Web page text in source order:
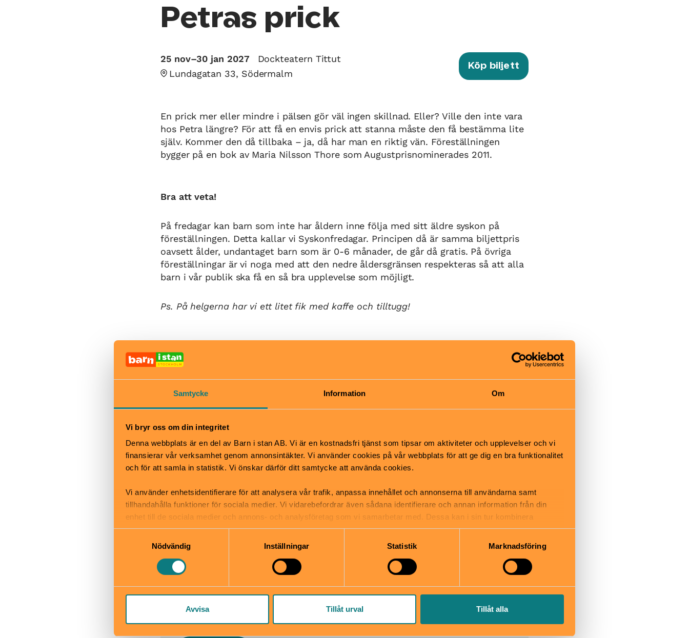
Samtycke Information Om
Vi bryr oss om din integritet
Denna webbplats är en del av Barn i stan AB. Vi är en kostnadsfri tjänst som tipsar om aktiviteter och upplevelser och vi
finansierar vår verksamhet genom annonsintäkter. Vi använder cookies på vår webbplats för att ge dig en bra funktionalitet
och för att samla in statistik. Vi önskar därför ditt samtycke att använda cookies.
Vi använder enhetsidentifierare för att analysera vår trafik, anpassa innehållet och annonserna till användarna samt
tillhandahålla funktioner för sociala medier. Vi vidarebefordrar även sådana identifierare och annan information från din
enhet till de sociala medier och annons- och analysföretag som vi samarbetar med. Dessa kan i sin tur kombinera
informationen med annan information som du har tillhandahållit eller som de har samlat in när du har använt deras tjänster.
Nödvändig
Inställningar Statistik Marknadsföring
Avvisa Tillåt urval Tillåt alla
Petras prick
25 nov–30 jan 2027
Dockteatern Tittut
Lundagatan 33, Södermalm
Köp biljett
En prick mer eller mindre i pälsen gör väl ingen skillnad. Eller? Ville den inte vara
hos Petra längre? För att få en envis prick att stanna måste den få bestämma lite
själv. Kommer den då tillbaka – ja, då har man en riktig vän. Föreställningen
bygger på en bok av Maria Nilsson Thore som Augustprisnominerades 2011.
Bra att veta!
På fredagar kan barn som inte har åldern inne följa med sitt äldre syskon på
föreställningen. Detta kallar vi Syskonfredagar. Principen då är samma biljettpris
oavsett ålder, undantaget barn som är 0-6 månader, de går då gratis. På övriga
föreställningar är vi noga med att den nedre åldersgränsen respekteras så att alla
barn i vår publik ska få en så bra upplevelse som möjligt.
Ps. På helgerna har vi ett litet fik med kaffe och tilltugg!
Nypremiär 25 november!
Fredag kl 10.00 & 13.00
Lördag & söndag kl 11.00 & 13.00
Helg
Barn 170 kr.
Bra att veta
Okej med matsäck
Kafé
Restaurang
Skötbord
Hitta hit
Närmaste tunnelbana är Zinkensdamm.
promenad på några minuter fram till
teatern.
Dockteatern Tittut